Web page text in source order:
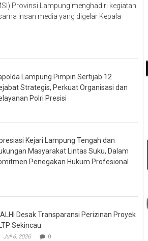
Provinsi Lampung menghadiri kegiatan
insan media yang digelar Kepala
Lampung Pimpin Sertijab 12
Strategis, Perkuat Organisasi dan
Polri Presisi
Kejari Lampung Tengah dan
Masyarakat Lintas Suku, Dalam
Penegakan Hukum Profesional
Desak Transparansi Perizinan Proyek
Sekincau
Juli 6, 2026 0